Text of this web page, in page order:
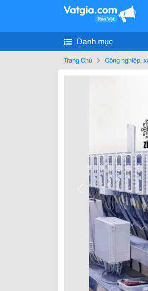
Danh mục
Trang Chủ Công nghiệp,